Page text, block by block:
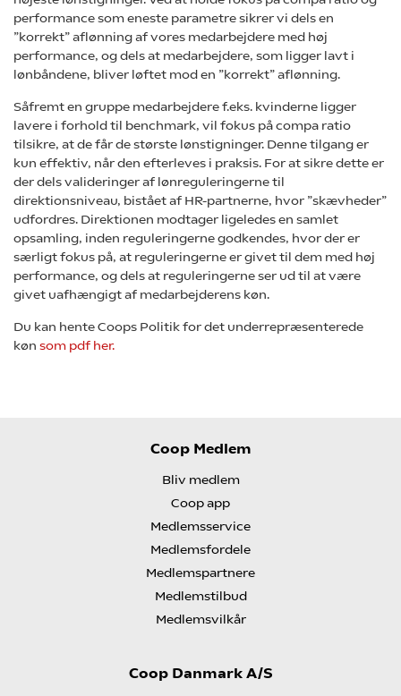
performance som eneste parametre sikrer vi dels en
”korrekt” aflønning af vores medarbejdere med høj
performance, og dels at medarbejdere, som ligger lavt i
lønbåndene, bliver løftet mod en ”korrekt” aflønning.
Såfremt en gruppe medarbejdere f.eks. kvinderne ligger
lavere i forhold til benchmark, vil fokus på compa ratio
tilsikre, at de får de største lønstigninger. Denne tilgang er
kun effektiv, når den efterleves i praksis. For at sikre dette er
der dels valideringer af lønreguleringerne til
direktionsniveau, bistået af HR-partnerne, hvor ”skævheder”
udfordres. Direktionen modtager ligeledes en samlet
opsamling, inden reguleringerne godkendes, hvor der er
særligt fokus på, at reguleringerne er givet til dem med høj
performance, og dels at reguleringerne ser ud til at være
givet uafhængigt af medarbejderens køn.
Du kan hente Coops Politik for det underrepræsenterede
køn som pdf her.
Coop Medlem
Bliv medlem
Coop app
Medlemsservice
Medlemsfordele
Medlemspartnere
Medlemstilbud
Medlemsvilkår
Coop Danmark A/S